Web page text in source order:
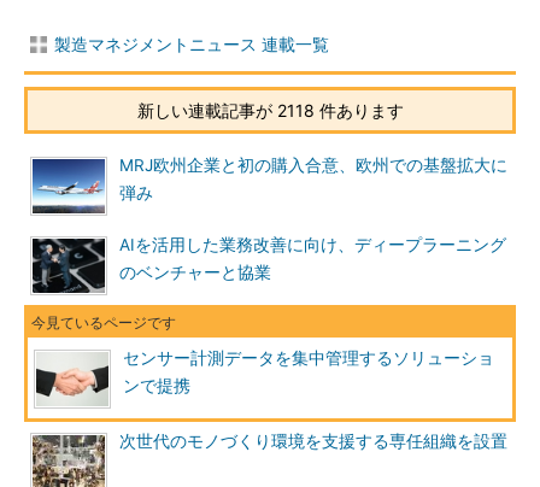
製造マネジメントニュース 連載一覧
新しい連載記事が 2118 件あります
MRJ欧州企業と初の購入合意、欧州での基盤拡大に
弾み
AIを活用した業務改善に向け、ディープラーニング
のベンチャーと協業
センサー計測データを集中管理するソリューショ
ンで提携
次世代のモノづくり環境を支援する専任組織を設置